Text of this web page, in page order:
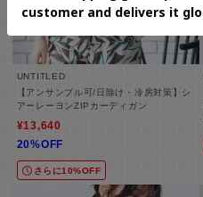
UNTITLED
【アンサンブル可/日除け・冷房対策】シ
アーレーヨンZIPカーディガン
¥13,640
20%OFF
さらに10%OFF